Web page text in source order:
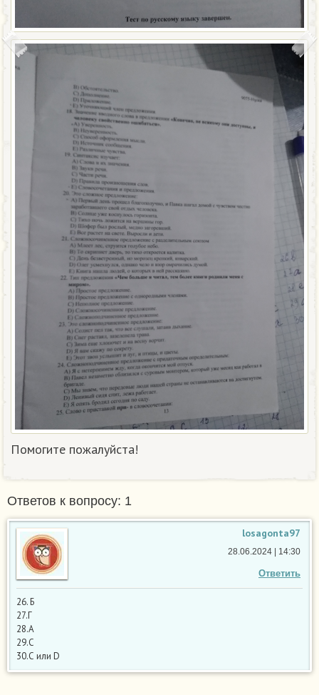
Помогите пожалуйста!
Ответов к вопросу: 1
losagonta97
Ответить
28.06.2024 | 14:30
26. Б
27.Г
28.А
29.С
30.С или D